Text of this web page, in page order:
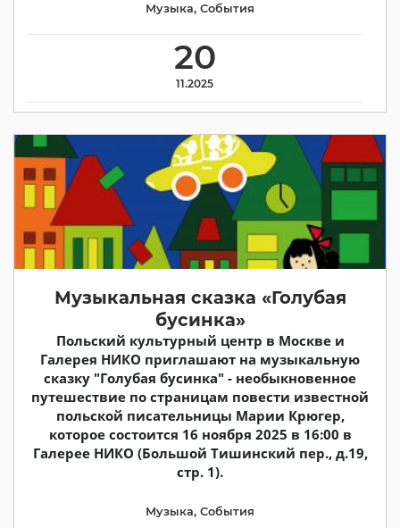
20
11.2025
Музыка, События
Музыкальная сказка «Голубая
бусинка»
Польский культурный центр в Москве и
Галерея НИКО приглашают на музыкальную
сказку "Голубая бусинка" - необыкновенное
путешествие по страницам повести известной
польской писательницы Марии Крюгер,
которое состоится 16 ноября 2025 в 16:00 в
Галерее НИКО (Большой Тишинский пер., д.19,
стр. 1).
Музыка, События